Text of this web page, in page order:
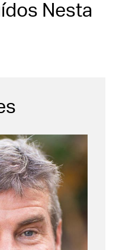
Nesta